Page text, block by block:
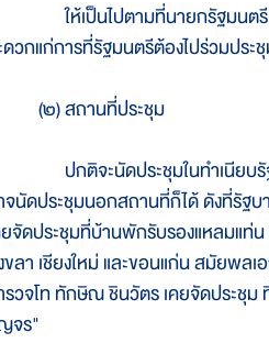
ให้เป็นไปตามที่นายกรัฐมนตรี หรื
วกแก่การที่รัฐมนตรีต้องไปร่วมปร
(๒) สถานที่ประชุม
ปกติจะนัดประชุมในทำเนียบรัฐบ
นัดประชุมนอกสถานที่ก็ได้ ดังที่รัฐ
ยจัดประชุมที่บ้านพักรับรองแหลมแท่
ลา เชียงใหม่ และขอนแก่น สมัยพล
รวจโท ทักษิณ ชินวัตร เคยจัดประชุม
จร"